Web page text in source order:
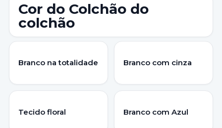
Cor do Colchão do
colchão
Branco na totalidade Branco com cinza
Tecido floral Branco com Azul